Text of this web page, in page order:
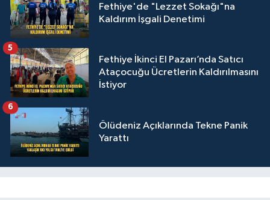
Fethiye'de "Lezzet Sokağı"na
Kaldırım İşgali Denetimi
Fethiye İkinci El Pazarı’nda Satıcı
Ataçocuğu Ücretlerin Kaldırılmasını
İstiyor
5
Ölüdeniz Açıklarında Tekne Panik
Yarattı
6